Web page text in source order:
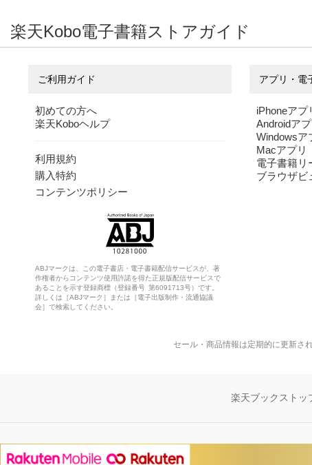
楽天Kobo電子書籍ストアガイド
ご利用ガイド
初めての方へ
楽天Koboヘルプ
利用規約
購入特約
コンテンツポリシー
ABJマークは、この電子書店・電子書籍配信サービスが、著
作権者からコンテンツ使用許諾を得た正規版配信サービスで
あることを示す登録商標（登録番号 第6091713号）です。
詳しくは［ABJマーク］または［電子出版制作・流通協議
会］で検索してください。
アプリ・電
iPhoneアプ
Androidアプ
Windowsア
Macアプリ
電子書籍リ
ブラウザビ
セール・商品情報は定期的に更新さ
楽天ブックストッ